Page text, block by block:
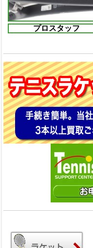
プロスタッフ